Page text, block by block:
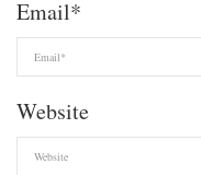
Email*
Website